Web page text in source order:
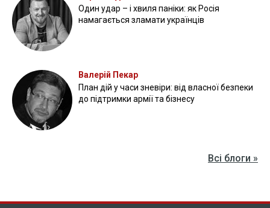
Один удар – і хвиля паніки: як Росія
намагається зламати українців
Валерій Пекар
План дій у часи зневіри: від власної безпеки
до підтримки армії та бізнесу
Всі блоги »